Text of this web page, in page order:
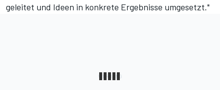
geleitet und Ideen in konkrete Ergebnisse umgesetzt."